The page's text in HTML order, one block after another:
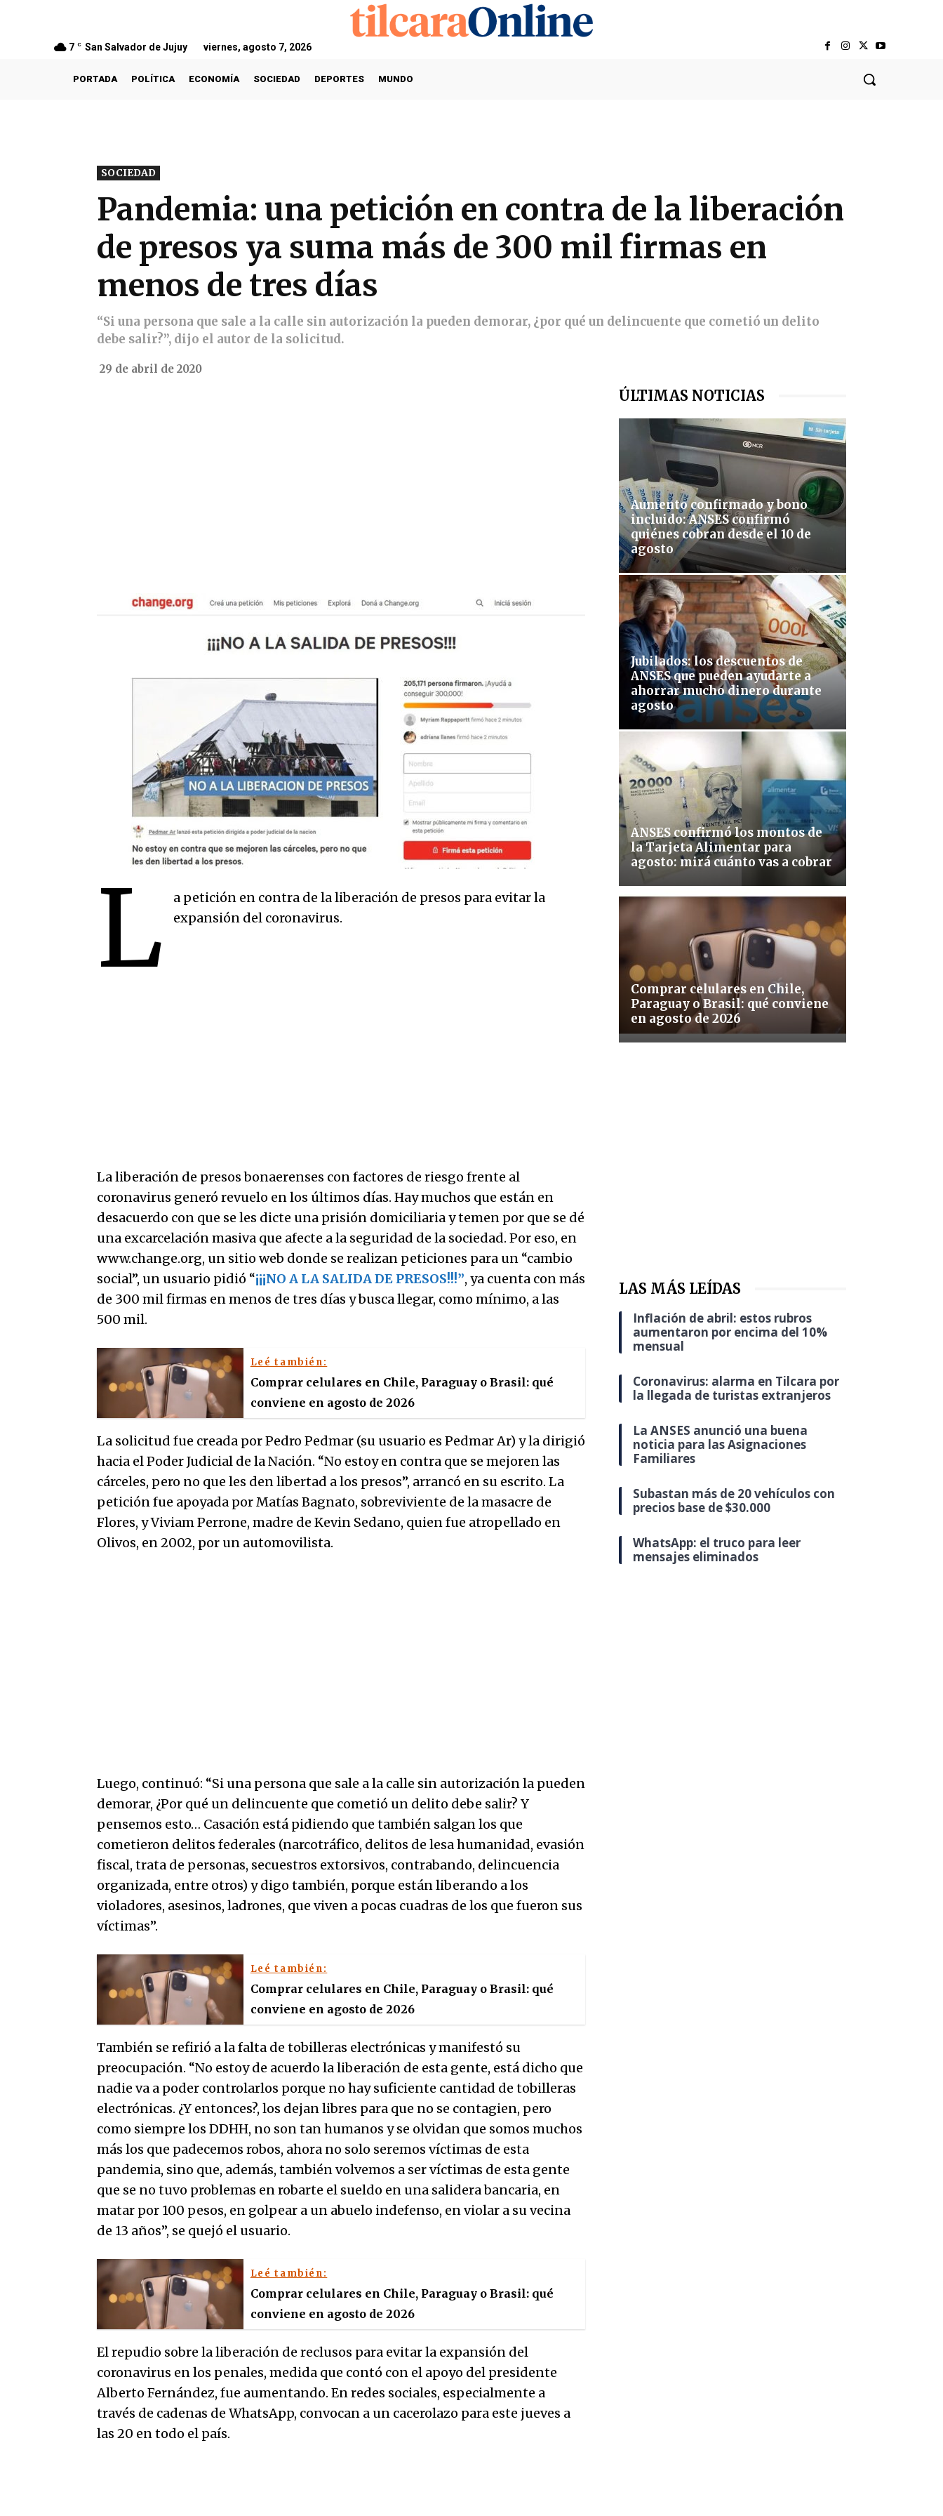
7 C San Salvador de Jujuy viernes, agosto 7, 2026
PORTADA POLÍTICA ECONOMÍA SOCIEDAD DEPORTES MUNDO
SOCIEDAD
Pandemia: una petición en contra de la liberación
de presos ya suma más de 300 mil firmas en
menos de tres días
“Si una persona que sale a la calle sin autorización la pueden demorar, ¿por qué un delincuente que cometió un delito
debe salir?”, dijo el autor de la solicitud.
29 de abril de 2020
L
a petición en contra de la liberación de presos para evitar la
expansión del coronavirus.
La liberación de presos bonaerenses con factores de riesgo frente al
coronavirus generó revuelo en los últimos días. Hay muchos que están en
desacuerdo con que se les dicte una prisión domiciliaria y temen por que se dé
una excarcelación masiva que afecte a la seguridad de la sociedad. Por eso, en
www.change.org, un sitio web donde se realizan peticiones para un “cambio
social”, un usuario pidió “¡¡¡NO A LA SALIDA DE PRESOS!!!”, ya cuenta con más
de 300 mil firmas en menos de tres días y busca llegar, como mínimo, a las
500 mil.
Leé también:
Comprar celulares en Chile, Paraguay o Brasil: qué
conviene en agosto de 2026
La solicitud fue creada por Pedro Pedmar (su usuario es Pedmar Ar) y la dirigió
hacia el Poder Judicial de la Nación. “No estoy en contra que se mejoren las
cárceles, pero no que les den libertad a los presos”, arrancó en su escrito. La
petición fue apoyada por Matías Bagnato, sobreviviente de la masacre de
Flores, y Viviam Perrone, madre de Kevin Sedano, quien fue atropellado en
Olivos, en 2002, por un automovilista.
Luego, continuó: “Si una persona que sale a la calle sin autorización la pueden
demorar, ¿Por qué un delincuente que cometió un delito debe salir? Y
pensemos esto… Casación está pidiendo que también salgan los que
cometieron delitos federales (narcotráfico, delitos de lesa humanidad, evasión
fiscal, trata de personas, secuestros extorsivos, contrabando, delincuencia
organizada, entre otros) y digo también, porque están liberando a los
violadores, asesinos, ladrones, que viven a pocas cuadras de los que fueron sus
víctimas”.
Leé también:
Comprar celulares en Chile, Paraguay o Brasil: qué
conviene en agosto de 2026
También se refirió a la falta de tobilleras electrónicas y manifestó su
preocupación. “No estoy de acuerdo la liberación de esta gente, está dicho que
nadie va a poder controlarlos porque no hay suficiente cantidad de tobilleras
electrónicas. ¿Y entonces?, los dejan libres para que no se contagien, pero
como siempre los DDHH, no son tan humanos y se olvidan que somos muchos
más los que padecemos robos, ahora no solo seremos víctimas de esta
pandemia, sino que, además, también volvemos a ser víctimas de esta gente
que se no tuvo problemas en robarte el sueldo en una salidera bancaria, en
matar por 100 pesos, en golpear a un abuelo indefenso, en violar a su vecina
de 13 años”, se quejó el usuario.
Leé también:
Comprar celulares en Chile, Paraguay o Brasil: qué
conviene en agosto de 2026
El repudio sobre la liberación de reclusos para evitar la expansión del
coronavirus en los penales, medida que contó con el apoyo del presidente
Alberto Fernández, fue aumentando. En redes sociales, especialmente a
través de cadenas de WhatsApp, convocan a un cacerolazo para este jueves a
las 20 en todo el país.
ÚLTIMAS NOTICIAS
Aumento confirmado y bono
incluido: ANSES confirmó
quiénes cobran desde el 10 de
agosto
Jubilados: los descuentos de
ANSES que pueden ayudarte a
ahorrar mucho dinero durante
agosto
ANSES confirmó los montos de
la Tarjeta Alimentar para
agosto: mirá cuánto vas a cobrar
Comprar celulares en Chile,
Paraguay o Brasil: qué conviene
en agosto de 2026
LAS MÁS LEÍDAS
Inflación de abril: estos rubros
aumentaron por encima del 10%
mensual
Coronavirus: alarma en Tilcara por
la llegada de turistas extranjeros
La ANSES anunció una buena
noticia para las Asignaciones
Familiares
Subastan más de 20 vehículos con
precios base de $30.000
WhatsApp: el truco para leer
mensajes eliminados